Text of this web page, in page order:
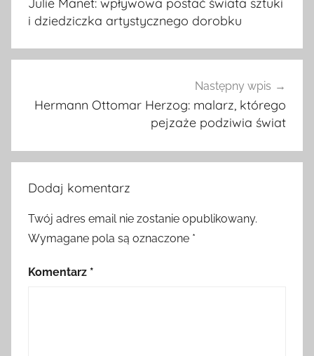
i dziedziczka artystycznego dorobku
Następny wpis
Hermann Ottomar Herzog: malarz, którego
pejzaże podziwia świat
Dodaj komentarz
Twój adres email nie zostanie opublikowany.
Wymagane pola są oznaczone *
Komentarz *